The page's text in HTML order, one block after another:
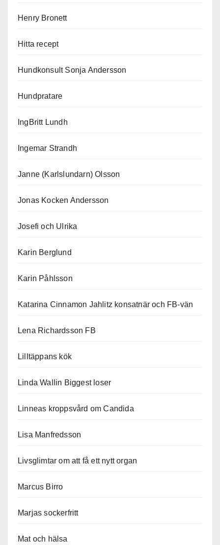
Henry Bronett
Hitta recept
Hundkonsult Sonja Andersson
Hundpratare
IngBritt Lundh
Ingemar Strandh
Janne (Karlslundarn) Olsson
Jonas Kocken Andersson
Josefi och Ulrika
Karin Berglund
Karin Påhlsson
Katarina Cinnamon Jahlitz konsatnär och FB-vän
Lena Richardsson FB
Lilltäppans kök
Linda Wallin Biggest loser
Linneas kroppsvård om Candida
Lisa Manfredsson
Livsglimtar om att få ett nytt organ
Marcus Birro
Marjas sockerfritt
Mat och hälsa